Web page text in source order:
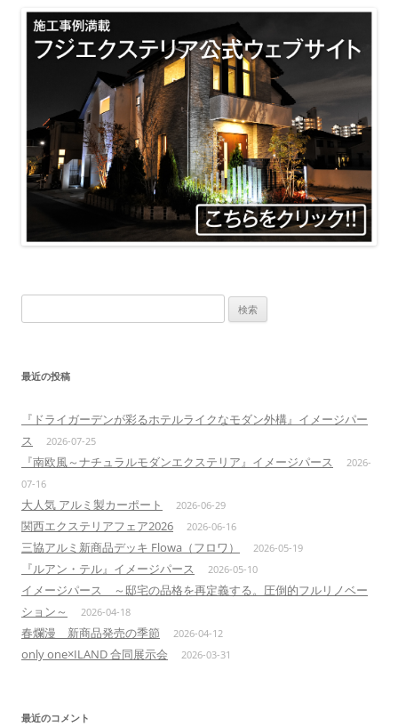
ー
シ
索:
最近の投稿
『ドライガーデンが彩るホテルライクなモダン外構』イメージパー
ス
2026-07-25
『南欧風～ナチュラルモダンエクステリア』イメージパース
2026-
07-16
大人気 アルミ製カーポート 2026-06-29
関西エクステリアフェア2026 2026-06-16
三協アルミ新商品デッキ Flowa（フロワ） 2026-05-19
『ルアン・テル』イメージパース 2026-05-10
イメージパース ～邸宅の品格を再定義する。圧倒的フルリノベー
ション～
2026-04-18
春爛漫 新商品発売の季節 2026-04-12
only one×ILAND 合同展示会 2026-03-31
最近のコメント